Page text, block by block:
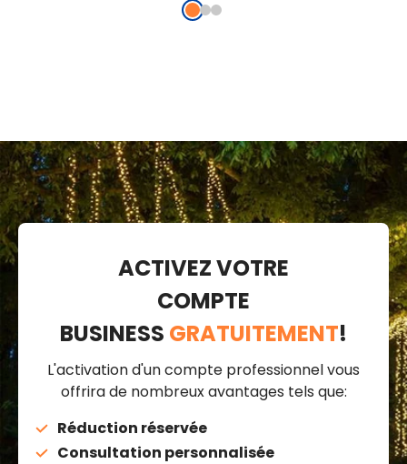
ACTIVEZ VOTRE
COMPTE
BUSINESS GRATUITEMENT!
L'activation d'un compte professionnel vous
offrira de nombreux avantages tels que:
Réduction réservée
Consultation personnalisée